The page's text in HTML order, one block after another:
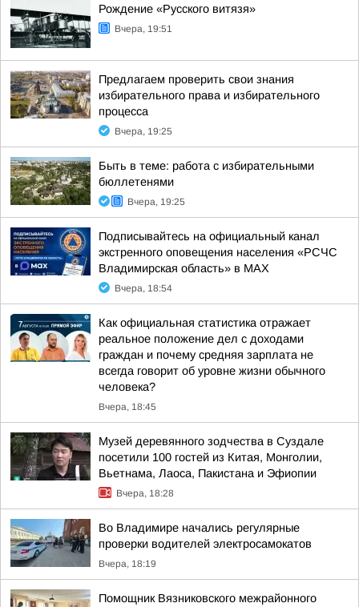
Рождение «Русского витязя»
Вчера, 19:51
Предлагаем проверить свои знания
избирательного права и избирательного
процесса
Вчера, 19:25
Быть в теме: работа с избирательными
бюллетенями
Вчера, 19:25
Подписывайтесь на официальный канал
экстренного оповещения населения «РСЧС
Владимирская область» в МАХ
Вчера, 18:54
Как официальная статистика отражает
реальное положение дел с доходами
граждан и почему средняя зарплата не
всегда говорит об уровне жизни обычного
человека?
Вчера, 18:45
Музей деревянного зодчества в Суздале
посетили 100 гостей из Китая, Монголии,
Вьетнама, Лаоса, Пакистана и Эфиопии
Вчера, 18:28
Во Владимире начались регулярные
проверки водителей электросамокатов
Вчера, 18:19
Помощник Вязниковского межрайонного